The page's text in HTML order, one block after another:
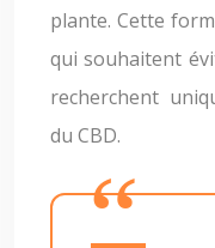
plante. Cette
qui souhaitent
recherchent
du CBD.